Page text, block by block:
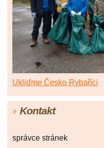
Ukliďme Česko-Rybaříci
Kontakt
správce stránek